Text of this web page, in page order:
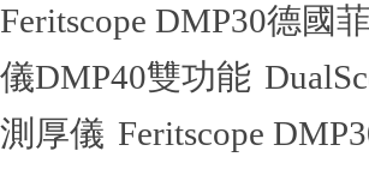
Feritscope DMP30德國
儀DMP40雙功能
測厚儀 Feritscope